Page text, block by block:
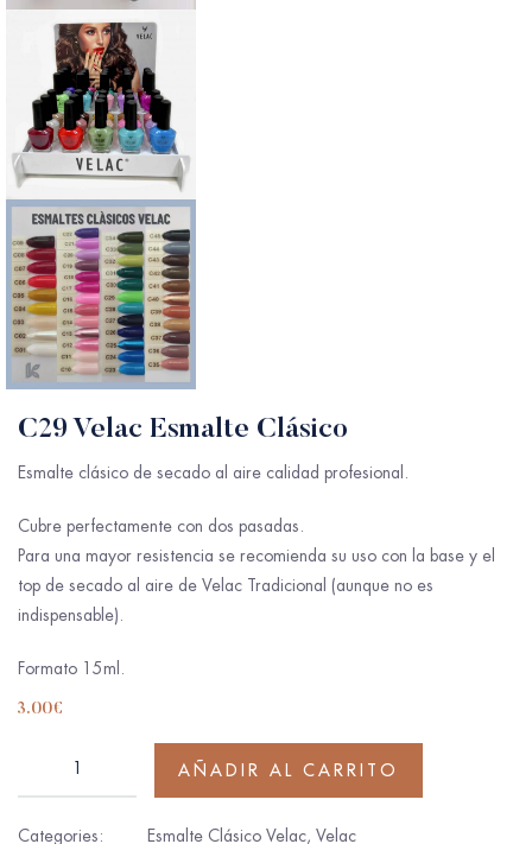
C29 Velac Esmalte Clásico
Esmalte clásico de secado al aire calidad profesional.
Cubre perfectamente con dos pasadas.
Para una mayor resistencia se recomienda su uso con la base y el
top de secado al aire de Velac Tradicional (aunque no es
indispensable).
Formato 15ml.
3.00€
AÑADIR AL CARRITO
Categories: Esmalte Clásico Velac, Velac